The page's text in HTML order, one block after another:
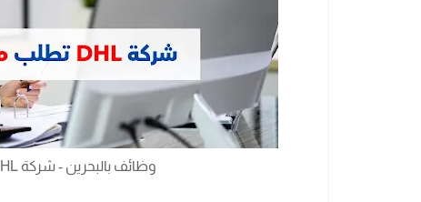
وظائف بالبحرين - شركة DHL للشحن تطلب محاسبين خبره